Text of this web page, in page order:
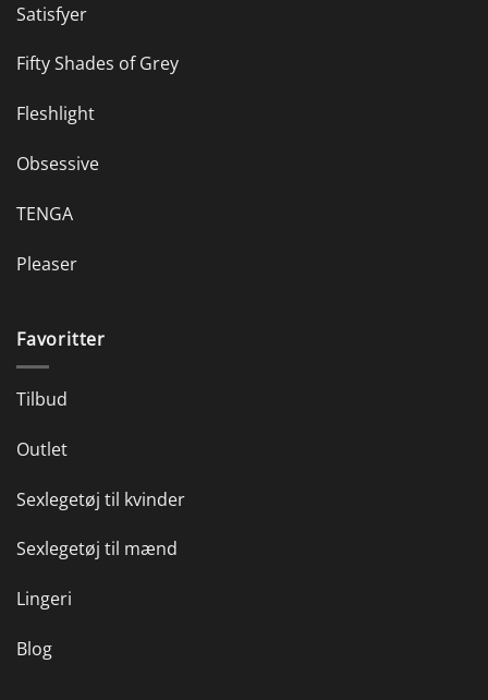
Satisfyer
Fifty Shades of Grey
Fleshlight
Obsessive
TENGA
Pleaser
Favoritter
Tilbud
Outlet
Sexlegetøj til kvinder
Sexlegetøj til mænd
Lingeri
Blog